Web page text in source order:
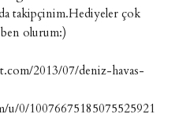
takipçinim.Hediyeler çok
ben olurum:)
2013/07/deniz-havas-
u/0/10076675185075525921